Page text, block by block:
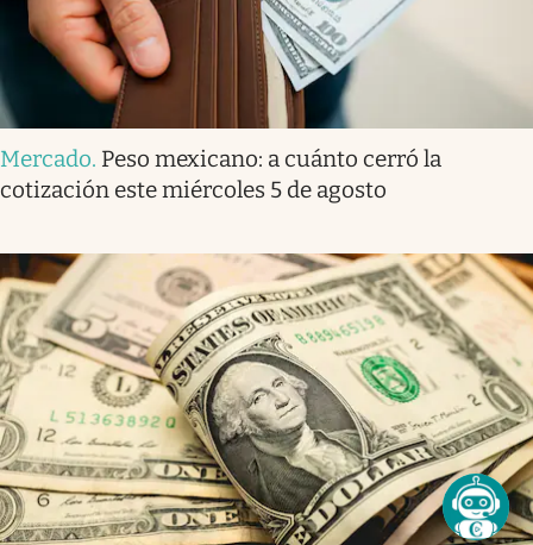
Mercado. Peso mexicano: a cuánto cerró la
cotización este miércoles 5 de agosto